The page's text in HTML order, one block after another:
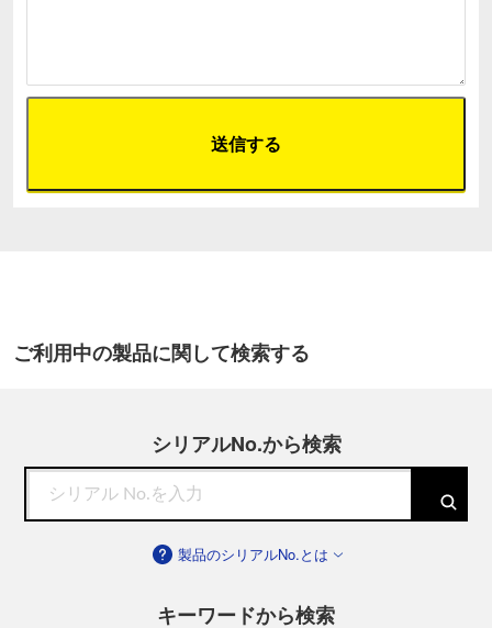
ご利用中の製品に関して検索する
シリアルNo.から検索
製品のシリアルNo.とは
キーワードから検索